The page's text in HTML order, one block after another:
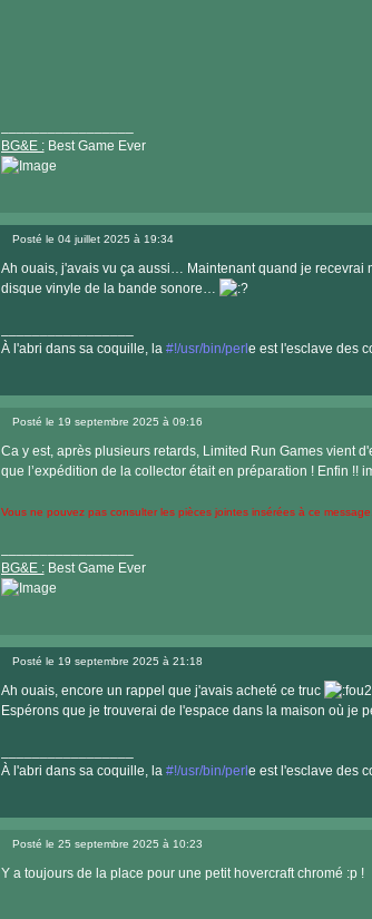
BG&E :Best Game Ever
le
site
Posté le 04 juillet 2025 à 19:34
Ah ouais, j'avais vu ça aussi… Maintenant quand je recevrai
disque vinyle de la bande sonore…
À l'abri dans sa coquille, la #!/usr/bin/perl e est l'esclave des
Visiter
site
Posté le 19 septembre 2025 à 09:16
Ca y est, après plusieurs retards, Limited Run Games vient
que l’expédition de la collector était en préparation ! Enfin !!
Vous ne pouvez pas consulter les pièces jointes insérées à ce message.
BG&E :Best Game Ever
le
site
Posté le 19 septembre 2025 à 21:18
Ah ouais, encore un rappel que j'avais acheté ce truc
Espérons que je trouverai de l'espace dans la maison où je
À l'abri dans sa coquille, la #!/usr/bin/perl e est l'esclave des
Visiter
site
Posté le 25 septembre 2025 à 10:23
Y a toujours de la place pour une petit hovercraft chromé :p !